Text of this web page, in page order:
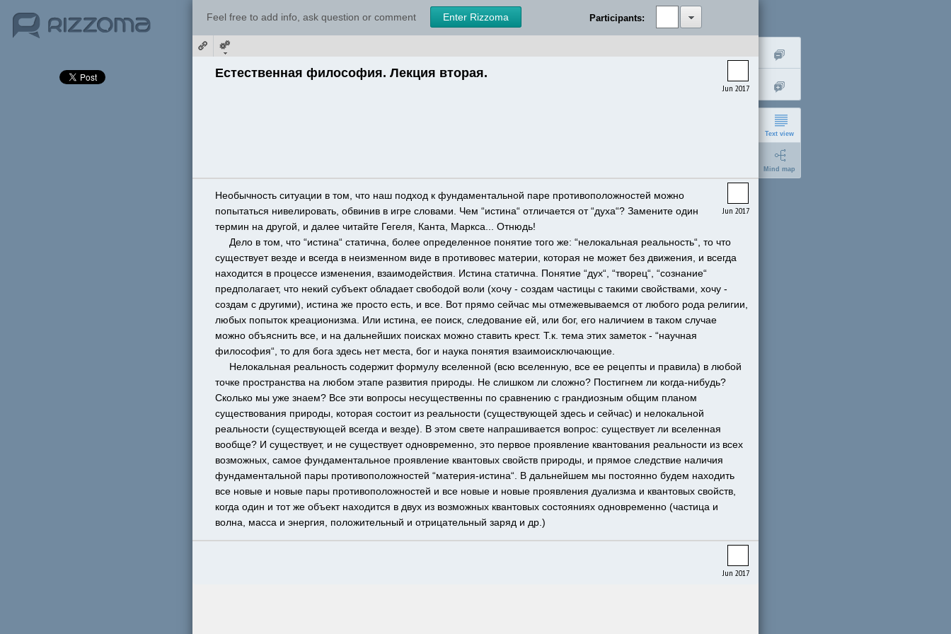
Text view
Mind map
Feel free to add info, ask question or comment Enter Rizzoma Participants:
Jun 2017
Естественная философия. Лекция вторая.
Jun 2017
Необычность ситуации в том, что наш подход к фундаментальной паре противоположностей можно
попытаться нивелировать, обвинив в игре словами. Чем “истина“ отличается от “духа“? Замените один
термин на другой, и далее читайте Гегеля, Канта, Маркса... Отнюдь!
Дело в том, что “истина“ статична, более определенное понятие того же: “нелокальная реальность“, то что
существует везде и всегда в неизменном виде в противовес материи, которая не может без движения, и всегда
находится в процессе изменения, взаимодействия. Истина статична. Понятие “дух“, “творец“, “сознание“
предполагает, что некий субъект обладает свободой воли (хочу - создам частицы с такими свойствами, хочу -
создам с другими), истина же просто есть, и все. Вот прямо сейчас мы отмежевываемся от любого рода религии,
любых попыток креационизма. Или истина, ее поиск, следование ей, или бог, его наличием в таком случае
можно объяснить все, и на дальнейших поисках можно ставить крест. Т.к. тема этих заметок - “научная
философия“, то для бога здесь нет места, бог и наука понятия взаимоисключающие.
Нелокальная реальность содержит формулу вселенной (всю вселенную, все ее рецепты и правила) в любой
точке пространства на любом этапе развития природы. Не слишком ли сложно? Постигнем ли когда-нибудь?
Сколько мы уже знаем? Все эти вопросы несущественны по сравнению с грандиозным общим планом
существования природы, которая состоит из реальности (существующей здесь и сейчас) и нелокальной
реальности (существующей всегда и везде). В этом свете напрашивается вопрос: существует ли вселенная
вообще? И существует, и не существует одновременно, это первое проявление квантования реальности из всех
возможных, самое фундаментальное проявление квантовых свойств природы, и прямое следствие наличия
фундаментальной пары противоположностей “материя-истина“. В дальнейшем мы постоянно будем находить
все новые и новые пары противоположностей и все новые и новые проявления дуализма и квантовых свойств,
когда один и тот же объект находится в двух из возможных квантовых состояниях одновременно (частица и
волна, масса и энергия, положительный и отрицательный заряд и др.)
Jun 2017